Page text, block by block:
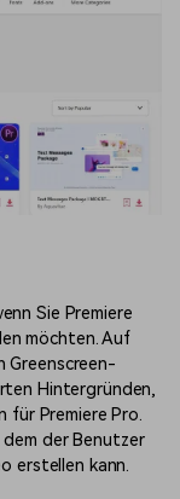
Sie Premiere
möchten. Auf
Greenscreen-
Hintergründen,
für Premiere Pro.
der Benutzer
erstellen kann.